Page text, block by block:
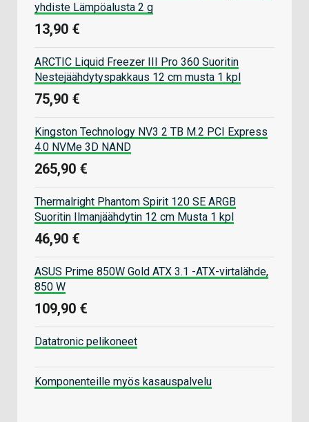
yhdiste Lämpöalusta 2 g
13,90 €
ARCTIC Liquid Freezer III Pro 360 Suoritin
Nestejäähdytyspakkaus 12 cm musta 1 kpl
75,90 €
Kingston Technology NV3 2 TB M.2 PCI Express
4.0 NVMe 3D NAND
265,90 €
Thermalright Phantom Spirit 120 SE ARGB
Suoritin Ilmanjäähdytin 12 cm Musta 1 kpl
46,90 €
ASUS Prime 850W Gold ATX 3.1 -ATX-virtalähde,
850 W
109,90 €
Datatronic pelikoneet
Komponenteille myös kasauspalvelu